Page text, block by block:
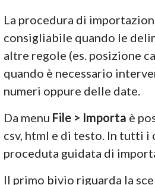
La procedura di
consigliabile quando le
altre regole (es. posizione
quando è necessario
numeri oppure delle date.
Da menu File > Importa è
csv, html e di testo. In tutti i
proceduta guidata di
Il primo bivio riguarda la